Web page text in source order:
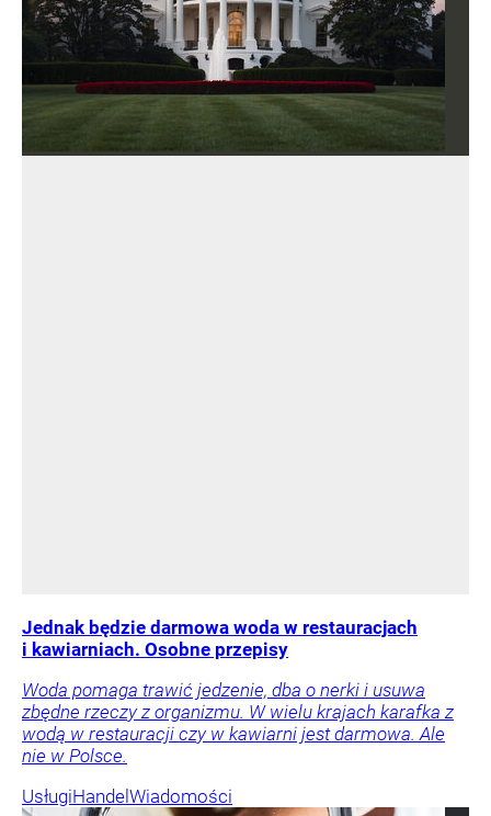
Jednak będzie darmowa woda w restauracjach
i kawiarniach. Osobne przepisy
Woda pomaga trawić jedzenie, dba o nerki i usuwa
zbędne rzeczy z organizmu. W wielu krajach karafka z
wodą w restauracji czy w kawiarni jest darmowa. Ale
nie w Polsce.
UsługiHandel Wiadomości